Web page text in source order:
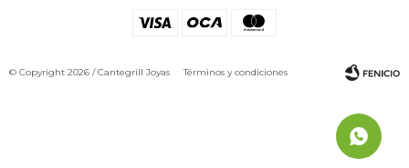
© Copyright 2026 / Cantegrill JoyasTérminos y condiciones